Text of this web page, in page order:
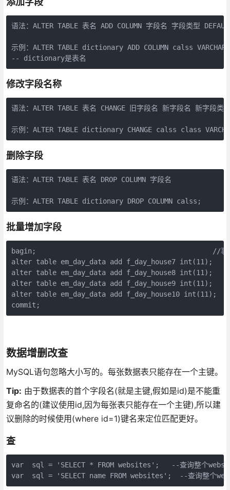
语法：ALTER TABLE 表名 ADD COLUMN 字段名 字段类型
示例：ALTER TABLE dictionary ADD COLUMN calss
-- dictionary是表名
修改字段名称
语法：ALTER TABLE 表名 CHANGE 旧字段名 新字段名 新字段类
示例：ALTER TABLE dictionary CHANGE calss class
删除字段
语法：ALTER TABLE 表名 DROP COLUMN 字段名
示例：ALTER TABLE dictionary DROP COLUMN calss;
批量增加字段
bagin;                                           //事务
alter table em_day_data add f_day_house7 int(11);
alter table em_day_data add f_day_house8 int(11);
alter table em_day_data add f_day_house9 int(11);
alter table em_day_data add f_day_house10 int(11);
commit;                                             //提交
数据增删改查
MySQL语句忽略大小写的。每张数据表只能存在一个主键。
Tip: 由于数据表的首个字段名(就是主键,假如是id)是不能重
复命名的(建议使用id,因为每张表只能存在一个主键),所以建
议删除的时候使用(where id=1)键名来定位匹配更好。
查
var  sql = 'SELECT * FROM websites';   --查询整个
var  sql = 'SELECT name FROM websites';  --查询整个